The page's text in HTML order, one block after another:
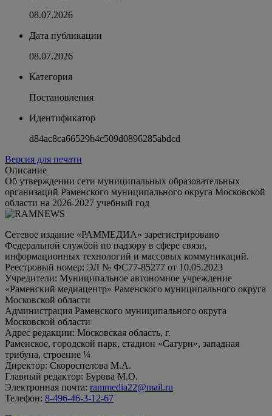
08.07.2026
Дата публикации
08.07.2026
Категория
Постановления
Идентификатор
d84ac8ca66529b4c509d0896285abdcd
Версия для печати
Описание
Об утверждении сети муниципальных образовательных
организаций Раменского муниципального округа Московской
области на 2026-2027 учебный год
Сетевое издание «РАММЕДИА» зарегистрировано
Федеральной службой по надзору в сфере связи,
информационных технологий и массовых коммуникаций.
Реестровый номер: ЭЛ № ФС77-85277 от 10.05.2023
Учредители: Муниципальное автономное учреждение
«Раменский медиацентр» Раменского муниципального округа
Московской области
Администрация Раменского муниципального округа
Московской области
Адрес редакции: Московская область, г.
Раменское, городской парк, стадион «Сатурн», западная
трибуна, строение ¼
Директор: Скороспелова М.А.
Главный редактор: Бурова М.О.
Электронная почта: rammedia22@mail.ru
Телефон: 8-496-46-3-12-67